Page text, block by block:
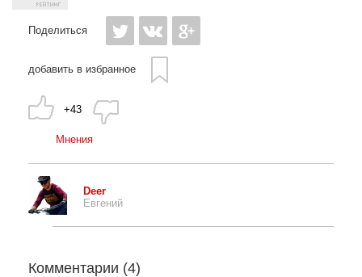
Поделиться
добавить в избранное
+43
Мнения
Deer
Евгений
Комментарии (4)